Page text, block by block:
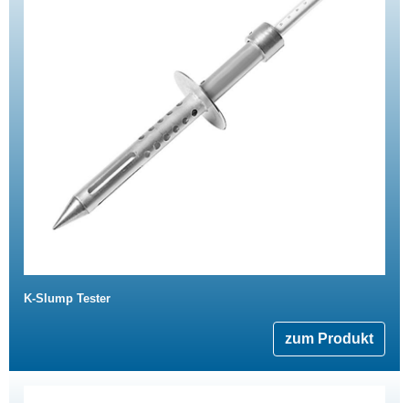
K-Slump Tester
zum Produkt